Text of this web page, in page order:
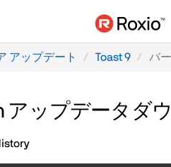
アップデート Toast 9 バ
アップデータダ